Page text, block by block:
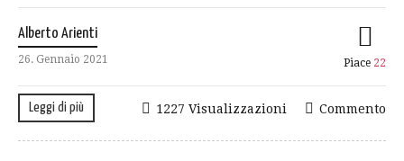
Alberto Arienti
26. Gennaio 2021 Piace 22
Leggi di più Commento
1227 Visualizzazioni